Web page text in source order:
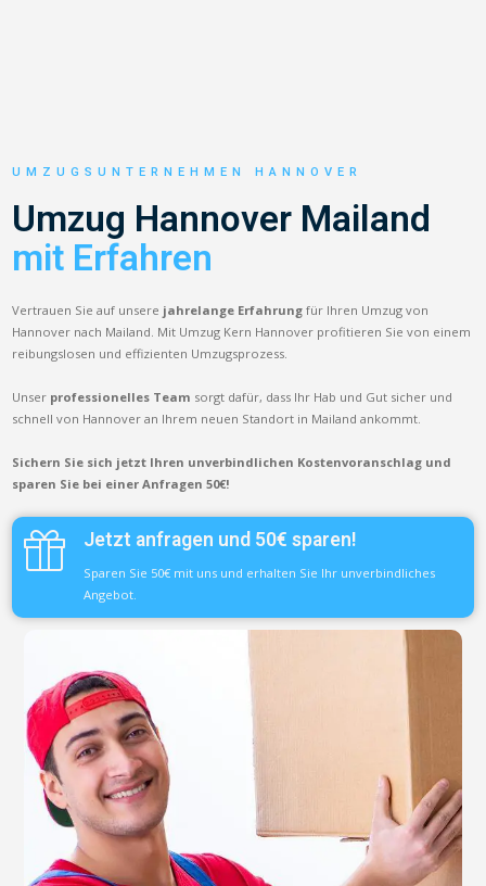
UMZUGSUNTERNEHMEN HANNOVER
Umzug Hannover Mailand
mit Erfahren
Vertrauen Sie auf unsere jahrelange Erfahrung für Ihren Umzug von
Hannover nach Mailand. Mit Umzug Kern Hannover profitieren Sie von einem
reibungslosen und effizienten Umzugsprozess.
Unser professionelles Team sorgt dafür, dass Ihr Hab und Gut sicher und
schnell von Hannover an Ihrem neuen Standort in Mailand ankommt.
Sichern Sie sich jetzt Ihren unverbindlichen Kostenvoranschlag und
sparen Sie bei einer Anfragen 50€!
Jetzt anfragen und 50€ sparen!
Sparen Sie 50€ mit uns und erhalten Sie Ihr unverbindliches
Angebot.